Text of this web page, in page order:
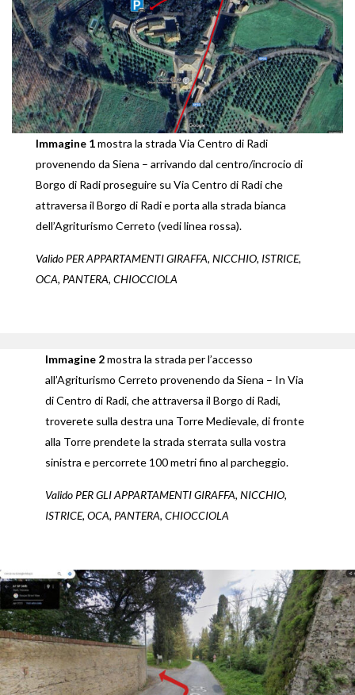
Immagine 1mostra la strada Via Centro di Radi
provenendo da Siena – arrivando dal centro/incrocio di
Borgo di Radi proseguire su Via Centro di Radi che
attraversa il Borgo di Radi e porta alla strada bianca
dell’Agriturismo Cerreto (vedi linea rossa).
Valido PER APPARTAMENTI GIRAFFA, NICCHIO, ISTRICE,
OCA, PANTERA, CHIOCCIOLA
Immagine 2mostra la strada per l’accesso
all’Agriturismo Cerreto provenendo da Siena – In Via
di Centro di Radi, che attraversa il Borgo di Radi,
troverete sulla destra una Torre Medievale, di fronte
alla Torre prendete la strada sterrata sulla vostra
sinistra e percorrete 100 metri fino al parcheggio.
Valido PER GLI APPARTAMENTI GIRAFFA, NICCHIO,
ISTRICE, OCA, PANTERA, CHIOCCIOLA